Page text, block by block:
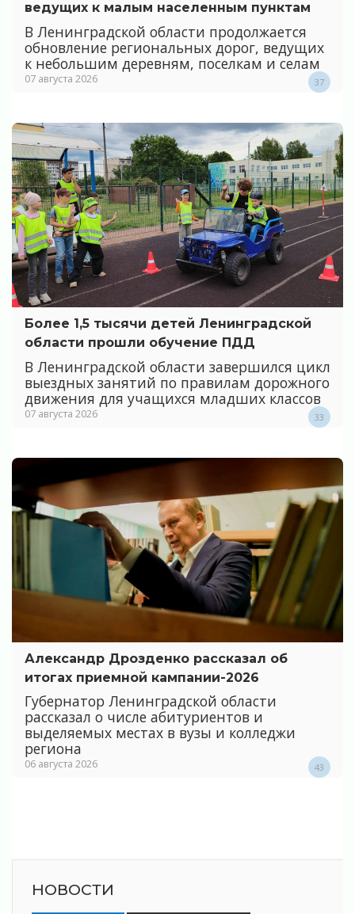
ведущих к малым населенным пунктам
В Ленинградской области продолжается
обновление региональных дорог, ведущих
к небольшим деревням, поселкам и селам
07 августа 2026 37
Более 1,5 тысячи детей Ленинградской
области прошли обучение ПДД
В Ленинградской области завершился цикл
выездных занятий по правилам дорожного
движения для учащихся младших классов
07 августа 2026 33
Александр Дрозденко рассказал об
итогах приемной кампании-2026
Губернатор Ленинградской области
рассказал о числе абитуриентов и
выделяемых местах в вузы и колледжи
региона
06 августа 2026 43
НОВОСТИ